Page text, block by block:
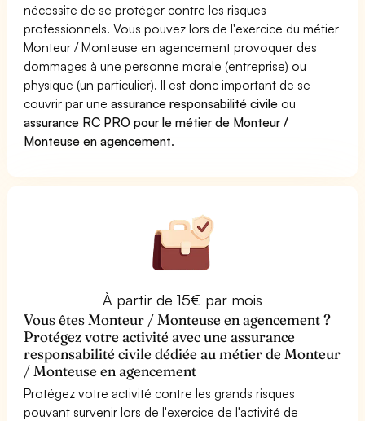
nécessite de se protéger contre les risques
professionnels. Vous pouvez lors de l'exercice du métier
Monteur / Monteuse en agencement provoquer des
dommages à une personne morale (entreprise) ou
physique (un particulier). Il est donc important de se
couvrir par uneassurance responsabilité civile ou
assurance RC PRO pour le métier de Monteur /
Monteuse en agencement.
À partir de 15€ par mois
Vous êtes Monteur / Monteuse en agencement ?
Protégez votre activité avec une assurance
responsabilité civile dédiée au métier de Monteur
/ Monteuse en agencement
Protégez votre activité contre les grands risques
pouvant survenir lors de l'exercice de l'activité de